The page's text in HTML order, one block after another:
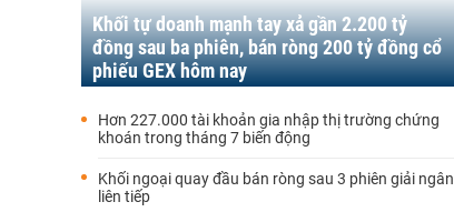
Khối tự doanh mạnh tay xả gần 2.200 tỷ
đồng sau ba phiên, bán ròng 200 tỷ đồng cổ
phiếu GEX hôm nay
Hơn 227.000 tài khoản gia nhập thị trường chứng
khoán trong tháng 7 biến động
Khối ngoại quay đầu bán ròng sau 3 phiên giải ngân
liên tiếp